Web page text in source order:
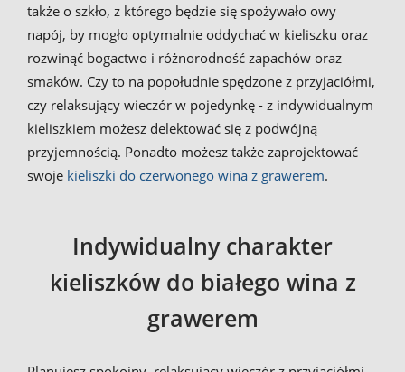
także o szkło, z którego będzie się spożywało owy
napój, by mogło optymalnie oddychać w kieliszku oraz
rozwinąć bogactwo i różnorodność zapachów oraz
smaków. Czy to na popołudnie spędzone z przyjaciółmi,
czy relaksujący wieczór w pojedynkę - z indywidualnym
kieliszkiem możesz delektować się z podwójną
przyjemnością. Ponadto możesz także zaprojektować
swoje kieliszki do czerwonego wina z grawerem.
Indywidualny charakter
kieliszków do białego wina z
grawerem